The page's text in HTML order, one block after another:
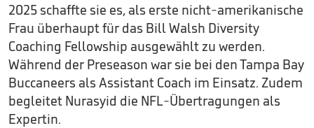
2025 schaffte sie es, als erste nicht-amerikanische
Frau überhaupt für das Bill Walsh Diversity
Coaching Fellowship ausgewählt zu werden.
Während der Preseason war sie bei den Tampa Bay
Buccaneers als Assistant Coach im Einsatz. Zudem
begleitet Nurasyid die NFL-Übertragungen als
Expertin.